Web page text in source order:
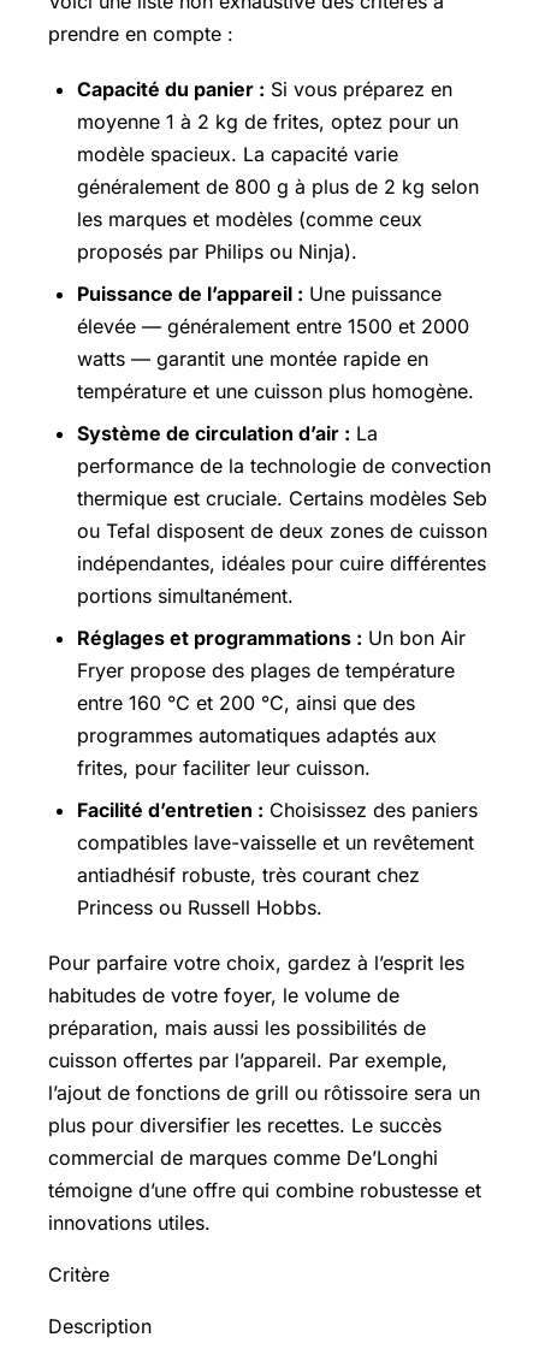
prendre en compte :
Capacité du panier : Si vous préparez en
moyenne 1 à 2 kg de frites, optez pour un
modèle spacieux. La capacité varie
généralement de 800 g à plus de 2 kg selon
les marques et modèles (comme ceux
proposés par Philips ou Ninja).
Puissance de l’appareil : Une puissance
élevée — généralement entre 1500 et 2000
watts — garantit une montée rapide en
température et une cuisson plus homogène.
Système de circulation d’air : La
performance de la technologie de convection
thermique est cruciale. Certains modèles Seb
ou Tefal disposent de deux zones de cuisson
indépendantes, idéales pour cuire différentes
portions simultanément.
Réglages et programmations : Un bon Air
Fryer propose des plages de température
entre 160 °C et 200 °C, ainsi que des
programmes automatiques adaptés aux
frites, pour faciliter leur cuisson.
Facilité d’entretien : Choisissez des paniers
compatibles lave-vaisselle et un revêtement
antiadhésif robuste, très courant chez
Princess ou Russell Hobbs.
Pour parfaire votre choix, gardez à l’esprit les
habitudes de votre foyer, le volume de
préparation, mais aussi les possibilités de
cuisson offertes par l’appareil. Par exemple,
l’ajout de fonctions de grill ou rôtissoire sera un
plus pour diversifier les recettes. Le succès
commercial de marques comme De’Longhi
témoigne d’une offre qui combine robustesse et
innovations utiles.
Critère
Description